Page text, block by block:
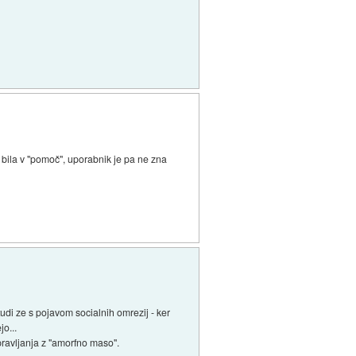
v "pomoč", uporabnik je pa ne zna
ze s pojavom socialnih omrezij - ker
z "amorfno maso".